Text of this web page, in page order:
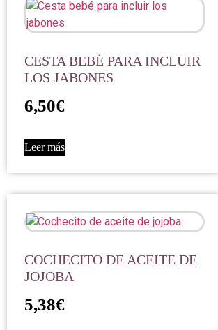
CESTA BEBÉ PARA INCLUIR
LOS JABONES
6,50€
Leer más
COCHECITO DE ACEITE DE
JOJOBA
5,38€